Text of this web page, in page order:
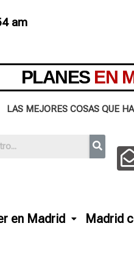
am
PLANES EN
LAS MEJORES COSAS QUE
en Madrid Madrid